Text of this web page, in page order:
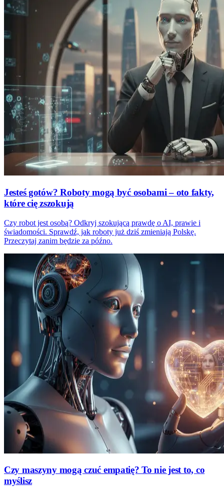
Jesteś gotów? Roboty mogą być osobami – oto fakty,
które cię zszokują
Czy robot jest osobą? Odkryj szokującą prawdę o AI, prawie i
świadomości. Sprawdź, jak roboty już dziś zmieniają Polskę.
Przeczytaj zanim będzie za późno.
Czy maszyny mogą czuć empatię? To nie jest to, co
myślisz